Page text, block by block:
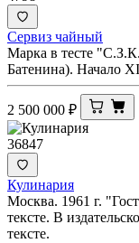
Сервиз чайный
Марка в тесте
Батенина). Начало
2 500 000 ₽
36847
Кулинария
Москва. 1961 г.
тексте. В
тексте.